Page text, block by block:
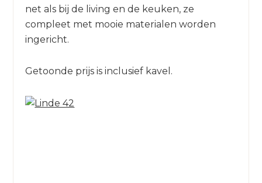
net als bij de living en de keuken, ze
compleet met mooie materialen worden
ingericht.
Getoonde prijs is inclusief kavel.